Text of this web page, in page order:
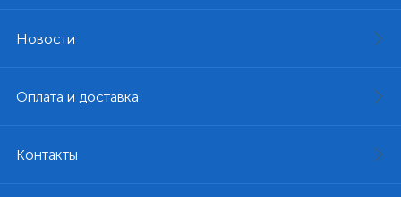
Новости
Оплата и доставка
Контакты